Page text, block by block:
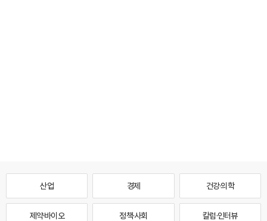
산업 경제 건강·의학
제약·바이오 정책·사회 칼럼·인터뷰